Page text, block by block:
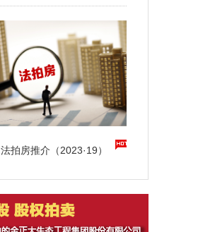
法拍房推介（2023·19）